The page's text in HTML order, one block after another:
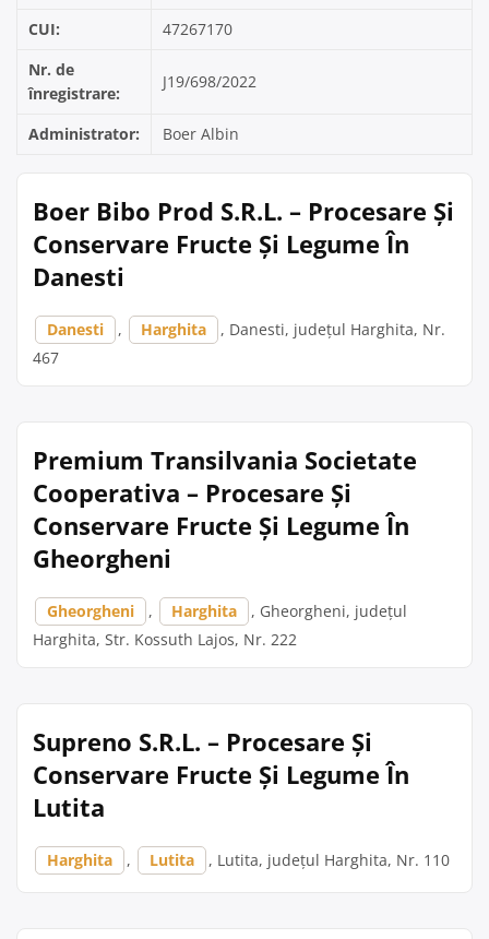
CUI:
47267170
Nr. de
înregistrare:
J19/698/2022
Administrator: Boer Albin
Boer Bibo Prod S.R.L. – Procesare Și
Conservare Fructe Și Legume În
Danesti
Danesti , Harghita
, Danesti, județul Harghita, Nr.
467
Premium Transilvania Societate
Cooperativa – Procesare Și
Conservare Fructe Și Legume În
Gheorgheni
Gheorgheni , Harghita
, Gheorgheni, județul
Harghita, Str. Kossuth Lajos, Nr. 222
Supreno S.R.L. – Procesare Și
Conservare Fructe Și Legume În
Lutita
Harghita , Lutita , Lutita, județul Harghita, Nr. 110